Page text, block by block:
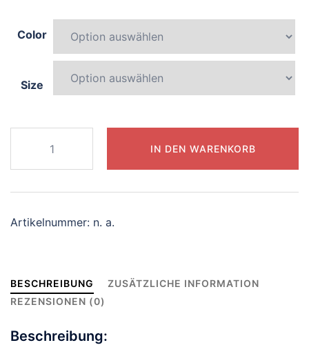
Color
Size
captivating-
centaur
Menge
IN DEN WARENKORB
Artikelnummer: n. a.
BESCHREIBUNG
ZUSÄTZLICHE INFORMATION
REZENSIONEN (0)
Beschreibung: